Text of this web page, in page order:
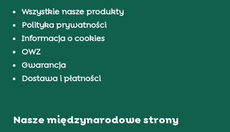
Wszystkie nasze produkty
Polityka prywatności
Informacja o cookies
OWZ
Gwarancja
Dostawa i płatności
Nasze międzynarodowe strony